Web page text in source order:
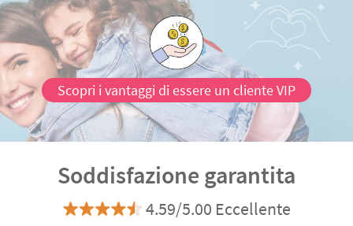
Scopri i vantaggi di essere un cliente VIP
Soddisfazione garantita
4.59/5.00 Eccellente